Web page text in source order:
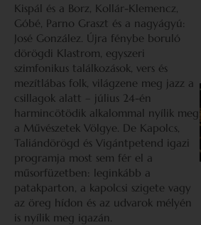
Kispál és a Borz, Kollár-Klemencz,
Góbé, Parno Graszt és a nagyágyú:
José González. Újra fénybe boruló
dörögdi Klastrom, egyszeri
szimfonikus találkozások, vers és
mezítlábas folk, világzene meg jazz a
csillagok alatt – július 24-én
harmincötödik alkalommal nyílik meg
a Művészetek Völgye. De Kapolcs,
Taliándörögd és Vigántpetend igazi
programja most sem fér el a
műsorfüzetben: leginkább a
patakparton, a kapolcsi szigete vagy
az öreg hídon és az udvarok mélyén
is nyílik meg igazán.